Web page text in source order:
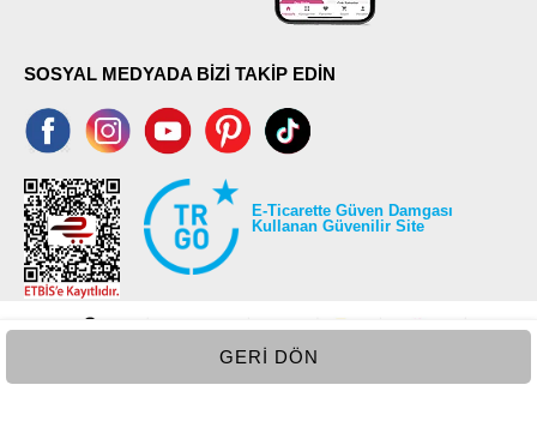
GERI DÖN
SOSYAL MEDYADA BİZİ TAKİP EDİN
E-Ticarette Güven Damgası
Kullanan Güvenilir Site